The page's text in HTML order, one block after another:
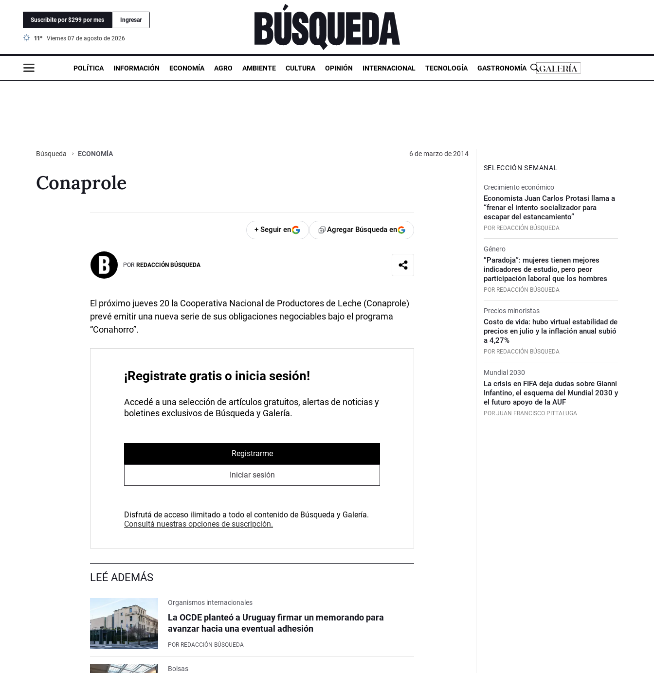
Suscribite por $299 por mes Ingresar
11° viernes 07 de agosto de 2026
POLÍTICA INFORMACIÓN ECONOMÍA AGRO AMBIENTE CULTURA OPINIÓN INTERNACIONAL TECNOLOGÍA GASTRONOMÍA
Búsqueda ECONOMÍA 6 de marzo de 2014
Conaprole
+ Seguir en Agregar Búsqueda en
POR REDACCIÓN BÚSQUEDA
El próximo jueves 20 la Cooperativa Nacional de Productores de Leche (Conaprole)
prevé emitir una nueva serie de sus obligaciones negociables bajo el programa
“Conahorro”.
¡Registrate gratis o inicia sesión!
Accedé a una selección de artículos gratuitos, alertas de noticias y
boletines exclusivos de Búsqueda y Galería.
Registrarme
Iniciar sesión
Disfrutá de acceso ilimitado a todo el contenido de Búsqueda y Galería.
Consultá nuestras opciones de suscripción.
LEÉ ADEMÁS
Organismos internacionales
La OCDE planteó a Uruguay firmar un memorando para
avanzar hacia una eventual adhesión
POR REDACCIÓN BÚSQUEDA
Bolsas
SELECCIÓN SEMANAL
Crecimiento económico
Economista Juan Carlos Protasi llama a
“frenar el intento socializador para
escapar del estancamiento”
POR REDACCIÓN BÚSQUEDA
Género
“Paradoja”: mujeres tienen mejores
indicadores de estudio, pero peor
participación laboral que los hombres
POR REDACCIÓN BÚSQUEDA
Precios minoristas
Costo de vida: hubo virtual estabilidad de
precios en julio y la inflación anual subió
a 4,27%
POR REDACCIÓN BÚSQUEDA
Mundial 2030
La crisis en FIFA deja dudas sobre Gianni
Infantino, el esquema del Mundial 2030 y
el futuro apoyo de la AUF
POR JUAN FRANCISCO PITTALUGA